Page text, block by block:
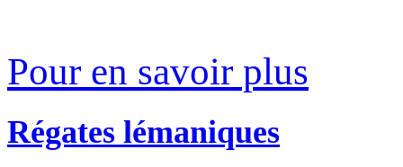
Pour en savoir plus
Régates lémaniques